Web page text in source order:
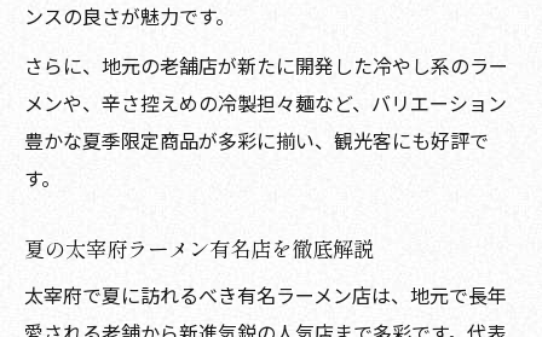
ンスの良さが魅力です。
さらに、地元の老舗店が新たに開発した冷やし系のラー
メンや、辛さ控えめの冷製担々麺など、バリエーション
豊かな夏季限定商品が多彩に揃い、観光客にも好評で
す。
夏の太宰府ラーメン有名店を徹底解説
太宰府で夏に訪れるべき有名ラーメン店は、地元で長年